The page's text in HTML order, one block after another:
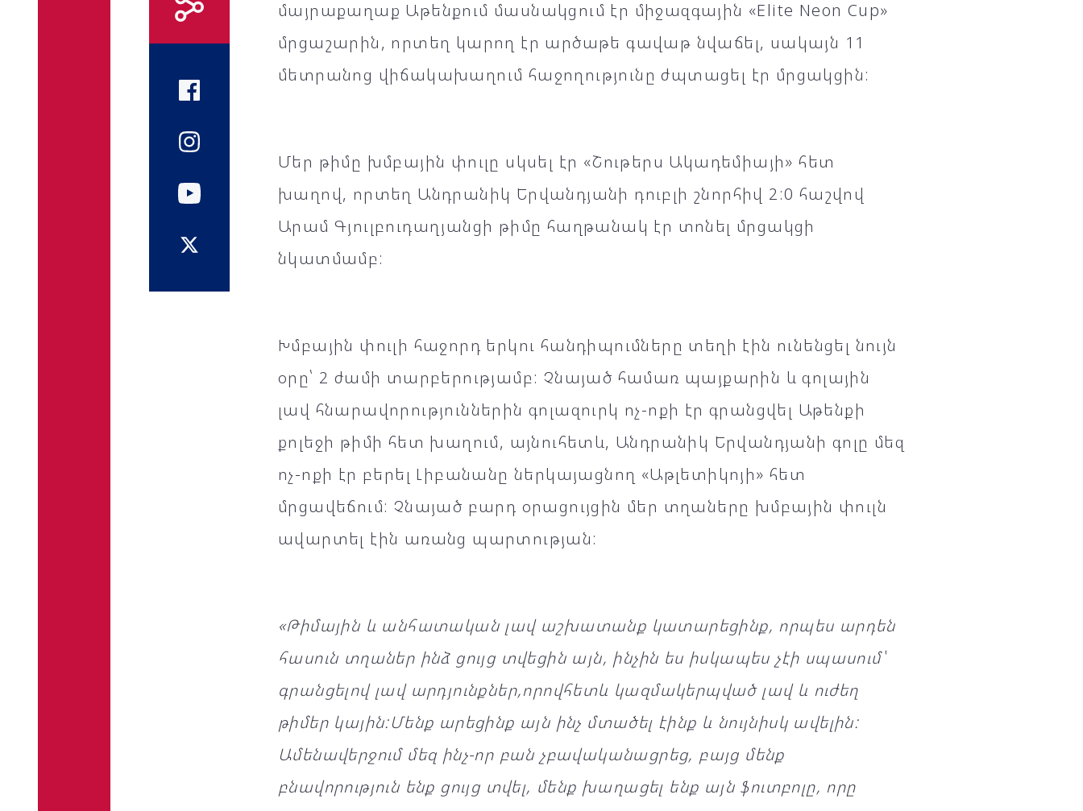
մայրաքաղաք Աթենքում մասնակցում էր միջազգային «Elite Neon Cup»
մրցաշարին, որտեղ կարող էր արծաթե գավաթ նվաճել, սակայն 11
մետրանոց վիճակախաղում հաջողությունը ժպտացել էր մրցակցին:
Մեր թիմը խմբային փուլը սկսել էր «Շութերս Ակադեմիայի» հետ
խաղով, որտեղ Անդրանիկ Երվանդյանի դուբլի շնորհիվ 2:0 հաշվով
Արամ Գյուլբուդաղյանցի թիմը հաղթանակ էր տոնել մրցակցի
նկատմամբ:
Խմբային փուլի հաջորդ երկու հանդիպումները տեղի էին ունենցել նույն
օրը՝ 2 ժամի տարբերությամբ: Չնայած համառ պայքարին և գոլային
լավ հնարավորություններին գոլազուրկ ոչ-ոքի էր գրանցվել Աթենքի
քոլեջի թիմի հետ խաղում, այնուհետև, Անդրանիկ Երվանդյանի գոլը մեզ
ոչ-ոքի էր բերել Լիբանանը ներկայացնող «Աթլետիկոյի» հետ
մրցավեճում: Չնայած բարդ օրացույցին մեր տղաները խմբային փուլն
ավարտել էին առանց պարտության:
«Թիմային և անհատական լավ աշխատանք կատարեցինք, որպես արդեն
հասուն տղաներ ինձ ցույց տվեցին այն, ինչին ես իսկապես չէի սպասում՝
գրանցելով լավ արդյունքներ,որովհետև կազմակերպված լավ և ուժեղ
թիմեր կային:Մենք արեցինք այն ինչ մտածել էինք և նույնիսկ ավելին:
Ամենավերջում մեզ ինչ-որ բան չբավականացրեց, բայց մենք
բնավորություն ենք ցույց տվել, մենք խաղացել ենք այն ֆուտբոլը, որը